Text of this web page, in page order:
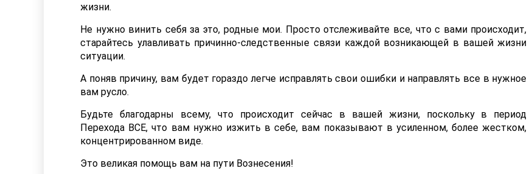
жизни.
Не нужно винить себя за это, родные мои. Просто отслеживайте все, что с вами происходит,
старайтесь улавливать причинно-следственные связи каждой возникающей в вашей жизни
ситуации.
А поняв причину, вам будет гораздо легче исправлять свои ошибки и направлять все в нужное
вам русло.
Будьте благодарны всему, что происходит сейчас в вашей жизни, поскольку в период
Перехода ВСЕ, что вам нужно изжить в себе, вам показывают в усиленном, более жестком,
концентрированном виде.
Это великая помощь вам на пути Вознесения!